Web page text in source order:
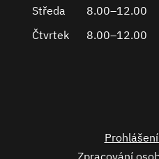
Středa
8.00–12.00
Čtvrtek
8.00–12.00